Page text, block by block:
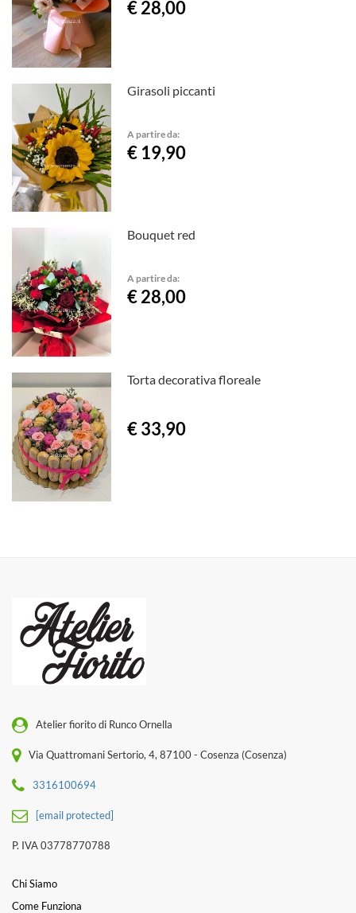
€ 28,00
Girasoli piccanti
A partire da:
€ 19,90
Bouquet red
A partire da:
€ 28,00
Torta decorativa floreale
€ 33,90
Atelier fiorito di Runco Ornella
Via Quattromani Sertorio, 4, 87100 - Cosenza (Cosenza)
3316100694
[email protected]
P. IVA 03778770788
Chi Siamo
Come Funziona